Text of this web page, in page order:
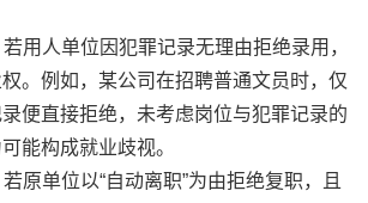
用人单位因犯罪记录无理由拒绝录用，
。例如，某公司在招聘普通文员时，仅
便直接拒绝，未考虑岗位与犯罪记录的
能构成就业歧视。
原单位以“自动离职”为由拒绝复职，且